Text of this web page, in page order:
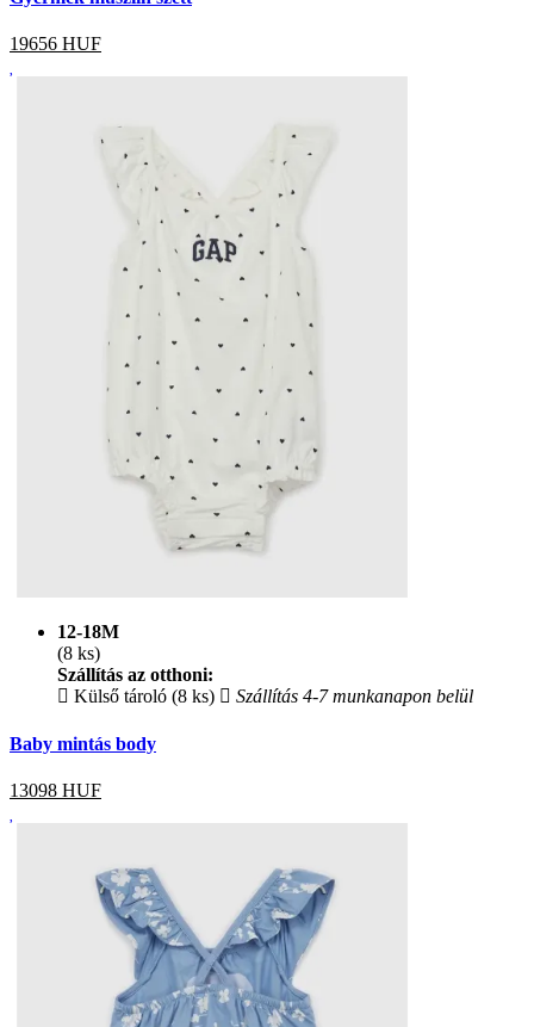
19656 HUF
12-18M
(8 ks)
Szállítás az otthoni:
Külső tároló (8 ks)
Szállítás 4-7 munkanapon belül
Baby mintás body
13098 HUF